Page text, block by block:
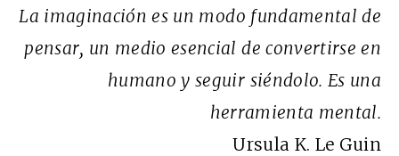
La imaginación es un modo fundamental de
pensar, un medio esencial de convertirse en
humano y seguir siéndolo. Es una
herramienta mental.
Ursula K. Le Guin